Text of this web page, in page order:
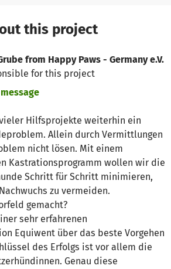
this project
from Happy Paws - Germany e.V.
for this project
Hilfsprojekte weiterhin ein
Allein durch Vermittlungen
nicht lösen. Mit einem
Kastrationsprogramm wollen wir die
Schritt für Schritt minimieren,
zu vermeiden.
gemacht?
sehr erfahrenen
Equiwent über das beste Vorgehen
des Erfolgs ist vor allem die
Genau diese